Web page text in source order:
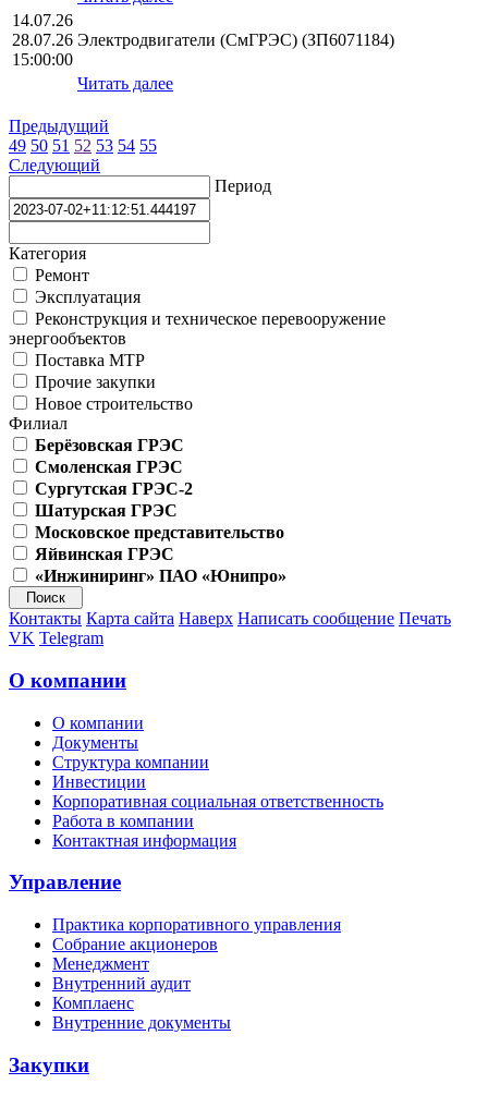
14.07.26
28.07.26
15:00:00
Электродвигатели (СмГРЭС) (ЗП6071184)
Читать далее
Предыдущий
49 50 51 52 53 54 55
Следующий
Период
Категория
Ремонт
Эксплуатация
Реконструкция и техническое перевооружение
энергообъектов
Поставка МТР
Прочие закупки
Новое строительство
Филиал
Берёзовская ГРЭС
Смоленская ГРЭС
Сургутская ГРЭС-2
Шатурская ГРЭС
Московское представительство
Яйвинская ГРЭС
«Инжиниринг» ПАО «Юнипро»
Контакты Карта сайта Наверх Написать сообщение Печать
VK Telegram
О компании
О компании
Документы
Структура компании
Инвестиции
Корпоративная социальная ответственность
Работа в компании
Контактная информация
Управление
Практика корпоративного управления
Собрание акционеров
Менеджмент
Внутренний аудит
Комплаенс
Внутренние документы
Закупки